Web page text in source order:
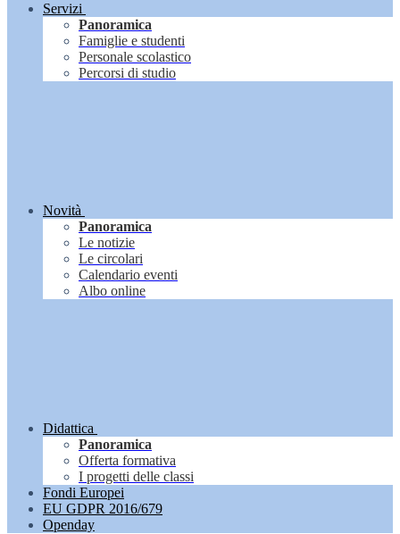
Servizi
Panoramica
Famiglie e studenti
Personale scolastico
Percorsi di studio
Novità
Panoramica
Le notizie
Le circolari
Calendario eventi
Albo online
Didattica
Panoramica
Offerta formativa
I progetti delle classi
Fondi Europei
EU GDPR 2016/679
Openday